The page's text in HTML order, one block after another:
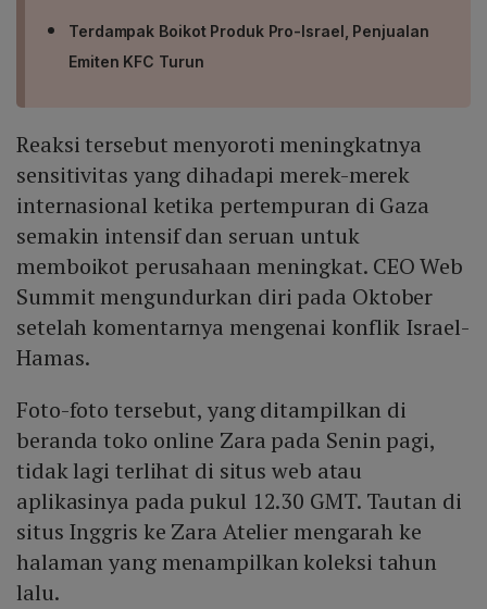
Terdampak Boikot Produk Pro-Israel, Penjualan
Emiten KFC Turun
Reaksi tersebut menyoroti meningkatnya
sensitivitas yang dihadapi merek-merek
internasional ketika pertempuran di Gaza
semakin intensif dan seruan untuk
memboikot perusahaan meningkat. CEO Web
Summit mengundurkan diri pada Oktober
setelah komentarnya mengenai konflik Israel-
Hamas.
Foto-foto tersebut, yang ditampilkan di
beranda toko online Zara pada Senin pagi,
tidak lagi terlihat di situs web atau
aplikasinya pada pukul 12.30 GMT. Tautan di
situs Inggris ke Zara Atelier mengarah ke
halaman yang menampilkan koleksi tahun
lalu.